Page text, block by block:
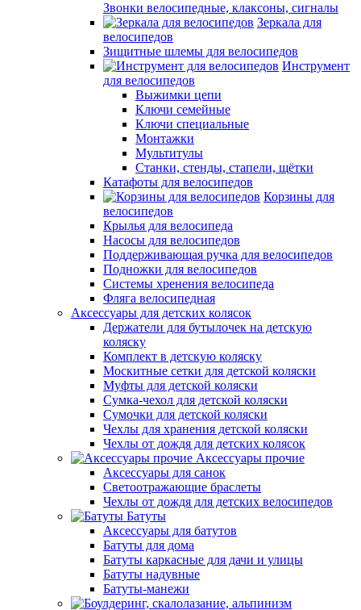
Звонки велосипедные, клаксоны, сигналы
Зеркала для
велосипедов
Зищитные шлемы для велосипедов
Инструмент
для велосипедов
Выжимки цепи
Ключи семейные
Ключи специальные
Монтажки
Мультитулы
Станки, стенды, стапели, щётки
Катафоты для велосипедов
Корзины для
велосипедов
Крылья для велосипеда
Насосы для велосипедов
Поддерживающая ручка для велосипедов
Подножки для велосипедов
Системы хренения велосипеда
Фляга велосипедная
Аксессуары для детских колясок
Держатели для бутылочек на детскую
коляску
Комплект в детскую коляску
Москитные сетки для детской коляски
Муфты для детской коляски
Сумка-чехол для детской коляски
Сумочки для детской коляски
Чехлы для хранения детской коляски
Чехлы от дождя для детских колясок
Аксессуары прочие
Аксессуары для санок
Светоотражающие браслеты
Чехлы от дождя для детских велосипедов
Батуты
Аксессуары для батутов
Батуты для дома
Батуты каркасные для дачи и улицы
Батуты надувные
Батуты-манежи